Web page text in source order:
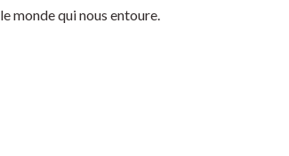
monde qui nous entoure.